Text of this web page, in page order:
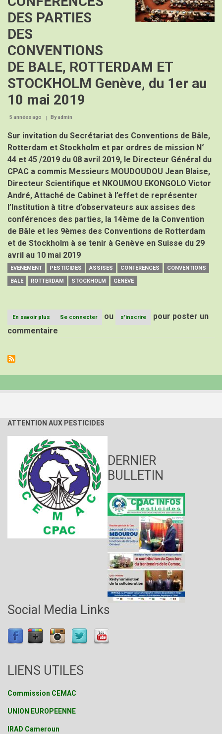
DES PARTIES
DES
CONVENTIONS
DE BALE, ROTTERDAM ET
STOCKHOLM Genève, du 1er au
10 mai 2019
5 années ago Byadmin
Sur invitation du Secrétariat des Conventions de Bâle,
Rotterdam et Stockholm et par ordres de mission N°
44 et 45 /2019 du 08 avril 2019, le Directeur Général du
CPAC a commis Messieurs MOUDOUDOU Jean Blaise,
Directeur Scientifique et NKOUMOU EKONGOLO Victor
André, Attaché de Cabinet à l’effet de représenter
l’Institution à titre d’observateurs aux assises des
conférences des parties, la 14ème de la Convention
de Bâle et les 9èmes des Conventions de Rotterdam
et de Stockholm à se tenir à Genève en Suisse du 29
avril au 10 mai 2019
EVENEMENT PESTICIDES ASSISES CONFERENCES
CONVENTIONS
BALE
ROTTERDAM STOCKHOLM GENÈVE
En savoir plus
ASSISES
DES
CONVENTIONS
Genève,
du
1er
au
10
mai
2019
Se connecter ou s'inscrire
pour poster un
commentaire
ATTENTION AUX PESTICIDES
DERNIER
BULLETIN
Social Media Links
LIENS UTILES
Commission CEMAC
UNION EUROPEENNE
IRAD Cameroun